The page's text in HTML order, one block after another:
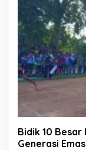
Bidik 10
Generasi